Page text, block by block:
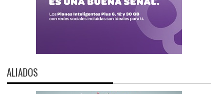
ALIADOS